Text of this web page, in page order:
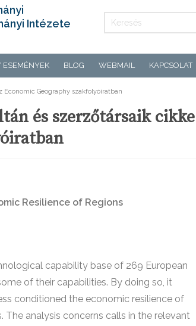
Intézete
ESEMÉNYEK BLOG WEBMAIL KAPCSOLAT
Economic Geography szakfolyóiratban
és szerzőtársaik cikke
Resilience of Regions
capability base of 269 European
of their capabilities. By doing so, it
conditioned the economic resilience of
analysis concerns calls in the relevant